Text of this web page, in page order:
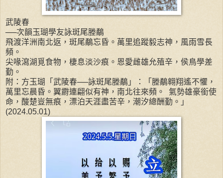
武陵春
──次韻玉瑚學友詠斑尾塍鷸
飛渡洋洲南北返，斑尾鷸忘昏。萬里追蹤毅志神，風雨雪長
頻。
尖喙瀉湖覓食物，棲息淡沙痕。恩愛雌雄允殖辛，侯鳥學差
勤。
附：方玉瑚「武陵春──詠斑尾塍鷸」：「塍鷸翱翔遙不懼，
萬里忘晨昏。翼霨連翩似有神，南北往來頻。 氣勢雄豪銜使
命，酸楚豈無痕，漂泊天涯盡苦辛，潮汐總酬勤。」
(2024.05.01)